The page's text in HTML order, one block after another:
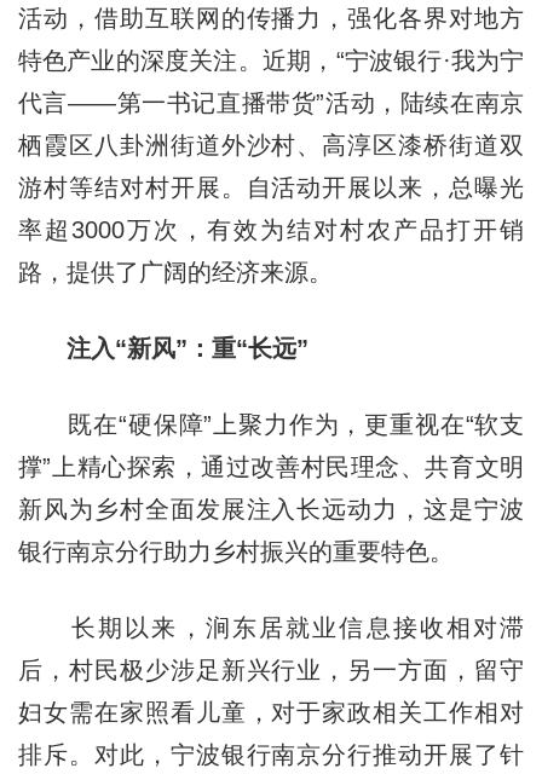
活动，借助互联网的传播力，强化各界对地方
特色产业的深度关注。近期，“宁波银行·我为宁
代言——第一书记直播带货”活动，陆续在南京
栖霞区八卦洲街道外沙村、高淳区漆桥街道双
游村等结对村开展。自活动开展以来，总曝光
率超3000万次，有效为结对村农产品打开销
路，提供了广阔的经济来源。
注入“新风”：重“长远”
既在“硬保障”上聚力作为，更重视在“软支
撑”上精心探索，通过改善村民理念、共育文明
新风为乡村全面发展注入长远动力，这是宁波
银行南京分行助力乡村振兴的重要特色。
长期以来，涧东居就业信息接收相对滞
后，村民极少涉足新兴行业，另一方面，留守
妇女需在家照看儿童，对于家政相关工作相对
排斥。对此，宁波银行南京分行推动开展了针